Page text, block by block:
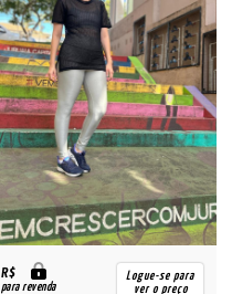
R$
para revenda
Logue-se para
ver o preço